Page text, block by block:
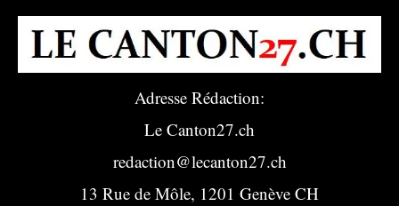
Adresse Rédaction:
Le Canton27.ch
redaction@lecanton27.ch
13 Rue de Môle, 1201 Genève CH